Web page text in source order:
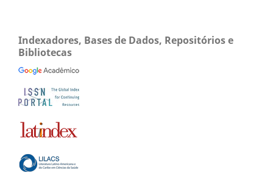
Indexadores, Bases de Dados, Repositórios e
Bibliotecas